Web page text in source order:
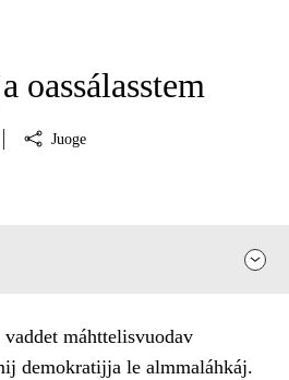
oassálasstem
Juoge
máhttelisvuodav
demokratijja le almmaláhkáj.